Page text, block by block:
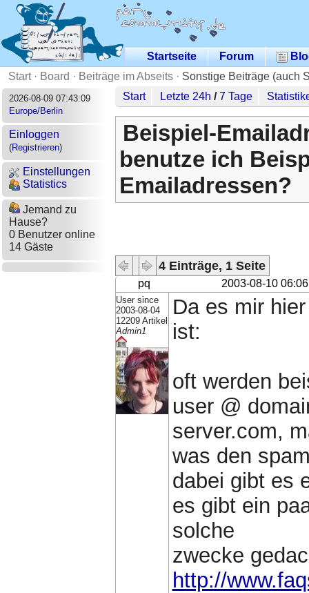
Startseite Forum
Start· Board · Beiträge im Abseits · Sonstige Beiträge (auch
2026-08-09 07:43:09
Europe/Berlin
Einloggen
(Registrieren)
Einstellungen
Statistics
Jemand zu
Hause?
0 Benutzer online
14 Gäste
Start Letzte 24h /7 Tage
Beispiel-
benutze ich
Emailadressen?
4 Einträge, 1 Seite
pq 2003-08-10 06:06
User since
2003-08-04
12209 Artikel
Admin1
Da es mir
ist:
oft werden
user @
server.com,
was den
dabei gibt es
es gibt ein
solche
zwecke
http://